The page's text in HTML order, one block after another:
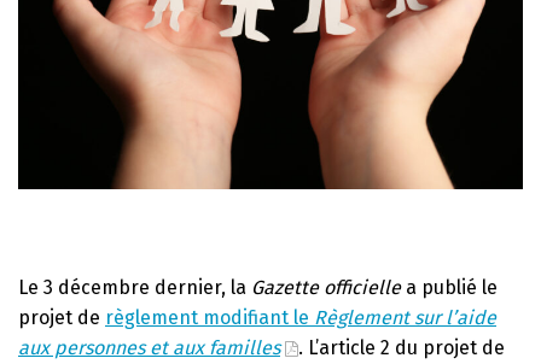
Le 3 décembre dernier, la Gazette officiellea publié le
projet de règlement modifiant le Règlement sur l’aide
aux personnes et aux familles
. L’article 2 du projet de